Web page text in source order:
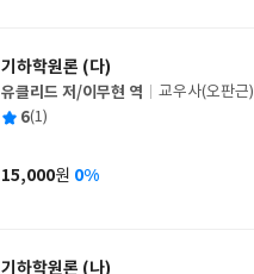
기하학원론 (다)
글
쓴
유클리드 저/이무현 역
출
사
교우사(오판근)
평 6(1)
가
15,000원 0%
기하학원론 (나)